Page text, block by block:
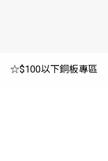
☆$100以下銅板專區